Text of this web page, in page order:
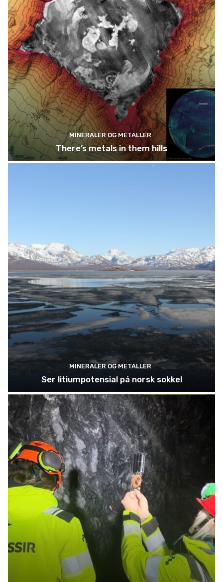
MINERALER OG METALLER
There’s metals in them hills
MINERALER OG METALLER
Ser litiumpotensial på norsk sokkel